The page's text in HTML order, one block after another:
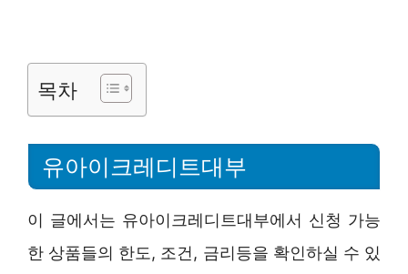
목차
유아이크레디트대부
이 글에서는 유아이크레디트대부에서 신청 가능
한 상품들의 한도, 조건, 금리등을 확인하실 수 있